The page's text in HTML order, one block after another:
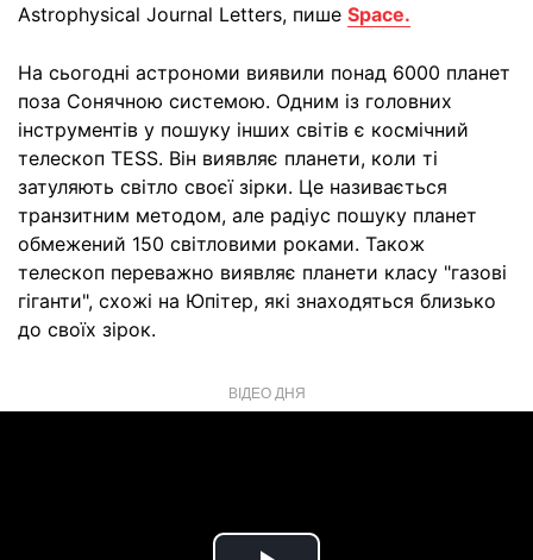
Astrophysical Journal Letters, пише Space.
На сьогодні астрономи виявили понад 6000 планет
поза Сонячною системою. Одним із головних
інструментів у пошуку інших світів є космічний
телескоп TESS. Він виявляє планети, коли ті
затуляють світло своєї зірки. Це називається
транзитним методом, але радіус пошуку планет
обмежений 150 світловими роками. Також
телескоп переважно виявляє планети класу "газові
гіганти", схожі на Юпітер, які знаходяться близько
до своїх зірок.
ВІДЕО ДНЯ